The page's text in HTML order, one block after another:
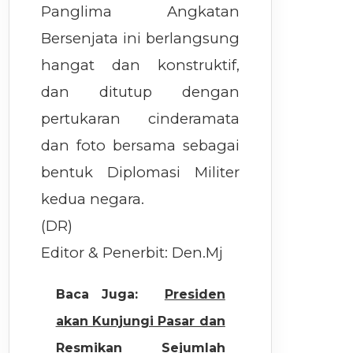
Panglima Angkatan
Bersenjata ini berlangsung
hangat dan konstruktif,
dan ditutup dengan
pertukaran cinderamata
dan foto bersama sebagai
bentuk Diplomasi Militer
kedua negara.
(DR)
Editor & Penerbit: Den.Mj
Baca Juga:
Presiden
akan Kunjungi Pasar dan
Resmikan Sejumlah